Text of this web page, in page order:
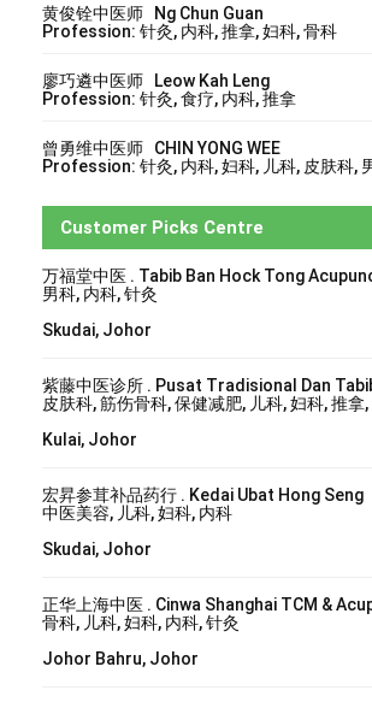
黄俊铨中医师 Ng Chun Guan
Profession: 针灸, 内科, 推拿, 妇科, 骨科
廖巧遴中医师 Leow Kah Leng
Profession: 针灸, 食疗, 内科, 推拿
曾勇维中医师 CHIN YONG WEE
Profession: 针灸, 内科, 妇科, 儿科, 皮肤科,
Customer Picks Centre
万福堂中医 . Tabib Ban Hock Tong
男科, 内科, 针灸
Skudai, Johor
紫藤中医诊所 . Pusat Tradisional Dan
皮肤科, 筋伤骨科, 保健减肥, 儿科, 妇科, 推拿,
Kulai, Johor
宏昇参茸补品药行 . Kedai Ubat Hong Seng
中医美容, 儿科, 妇科, 内科
Skudai, Johor
正华上海中医 . Cinwa Shanghai TCM &
骨科, 儿科, 妇科, 内科, 针灸
Johor Bahru, Johor